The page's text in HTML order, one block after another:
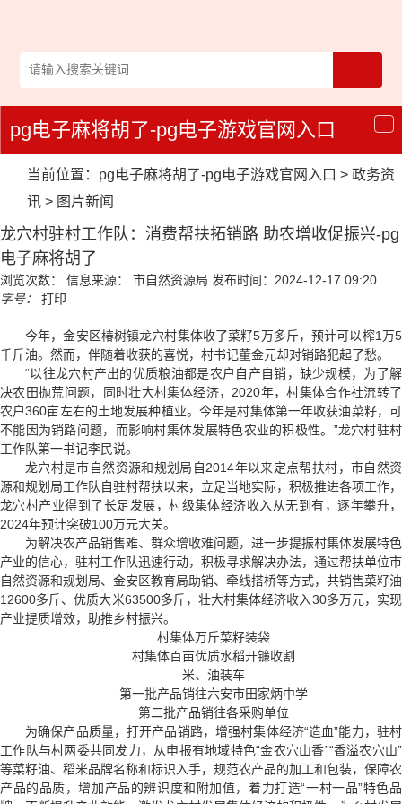
导
航
pg电子麻将胡了-pg电子游戏官网入口
当前位置： pg电子麻将胡了-pg电子游戏官网入口 > 政务资
讯 > 图片新闻
龙穴村驻村工作队：消费帮扶拓销路 助农增收促振兴-pg
电子麻将胡了
浏览次数： 信息来源： 市自然资源局 发布时间：2024-12-17 09:20
字号：
打印
今年，金安区椿树镇龙穴村集体收了菜籽5万多斤，预计可以榨1万5
千斤油。然而，伴随着收获的喜悦，村书记董金元却对销路犯起了愁。
“以往龙穴村产出的优质粮油都是农户自产自销，缺少规模，为了解
决农田抛荒问题，同时壮大村集体经济，2020年，村集体合作社流转了
农户360亩左右的土地发展种植业。今年是村集体第一年收获油菜籽，可
不能因为销路问题，而影响村集体发展特色农业的积极性。”龙穴村驻村
工作队第一书记李民说。
龙穴村是市自然资源和规划局自2014年以来定点帮扶村，市自然资
源和规划局工作队自驻村帮扶以来，立足当地实际，积极推进各项工作，
龙穴村产业得到了长足发展，村级集体经济收入从无到有，逐年攀升，
2024年预计突破100万元大关。
为解决农产品销售难、群众增收难问题，进一步提振村集体发展特色
产业的信心，驻村工作队迅速行动，积极寻求解决办法，通过帮扶单位市
自然资源和规划局、金安区教育局助销、牵线搭桥等方式，共销售菜籽油
12600多斤、优质大米63500多斤，壮大村集体经济收入30多万元，实现
产业提质增效，助推乡村振兴。
村集体万斤菜籽装袋
村集体百亩优质水稻开镰收割
米、油装车
第一批产品销往六安市田家炳中学
第二批产品销往各采购单位
为确保产品质量，打开产品销路，增强村集体经济“造血”能力，驻村
工作队与村两委共同发力，从申报有地域特色“金农穴山香”“香溢农穴山”
等菜籽油、稻米品牌名称和标识入手，规范农产品的加工和包装，保障农
产品的品质，增加产品的辨识度和附加值，着力打造“一村一品”特色品